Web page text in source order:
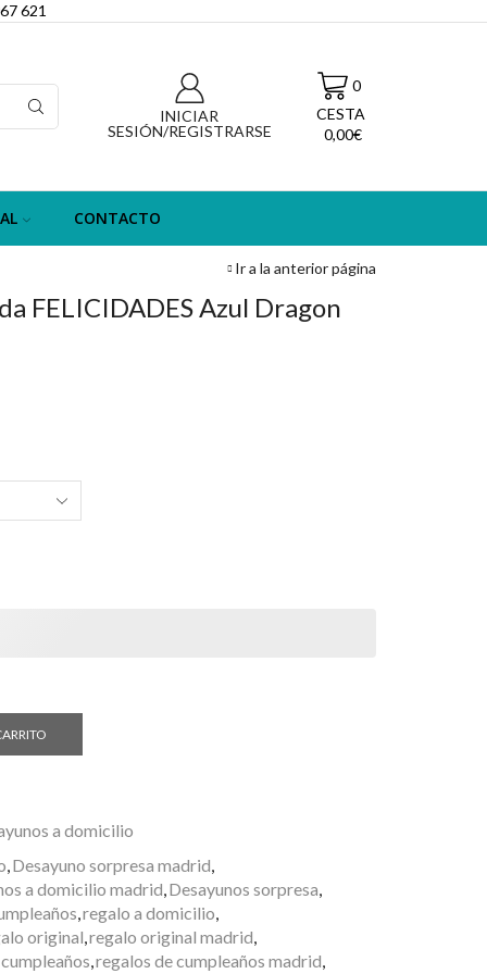
621
INICIAR
SESIÓN/REGISTRARSE
0
CESTA
0,00€
CONTACTO
Ir a la anterior página
FELICIDADES Azul Dragon
a domicilio
,Desayuno sorpresa madrid,
a domicilio madrid,Desayunos sorpresa,
,regalo a domicilio,
original,regalo original madrid,
,regalos de cumpleaños madrid,